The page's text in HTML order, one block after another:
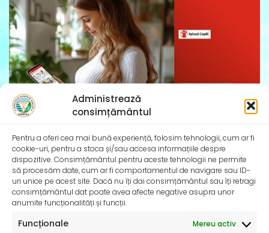
Administrează
consimțământul
Pentru a oferi cea mai bună experiență, folosim tehnologii, cum ar fi
cookie-uri, pentru a stoca și/sau accesa informațiile despre
dispozitive. Consimțământul pentru aceste tehnologii ne permite
să procesăm date, cum ar fi comportamentul de navigare sau ID-
uri unice pe acest site. Dacă nu îți dai consimțământul sau îți retragi
consimțământul dat poate avea afecte negative asupra unor
anumite funcționalități și funcții.
Funcționale Mereu activ
InfoMama – Ghidul mamei pe parcursul sarcinii și în
primul an de viață al copilului
De peste 35 de ani, Organizația Salvați Copiii
desfășoară activități dedicate promovării și apărării
drepturilor